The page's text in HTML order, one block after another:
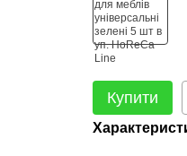
Купити